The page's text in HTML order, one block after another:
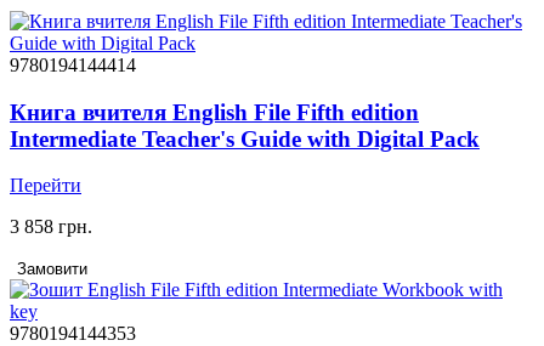
9780194144414
Книга вчителя English File Fifth edition
Intermediate Teacher's Guide with Digital Pack
Перейти
3 858 грн.
Замовити
9780194144353